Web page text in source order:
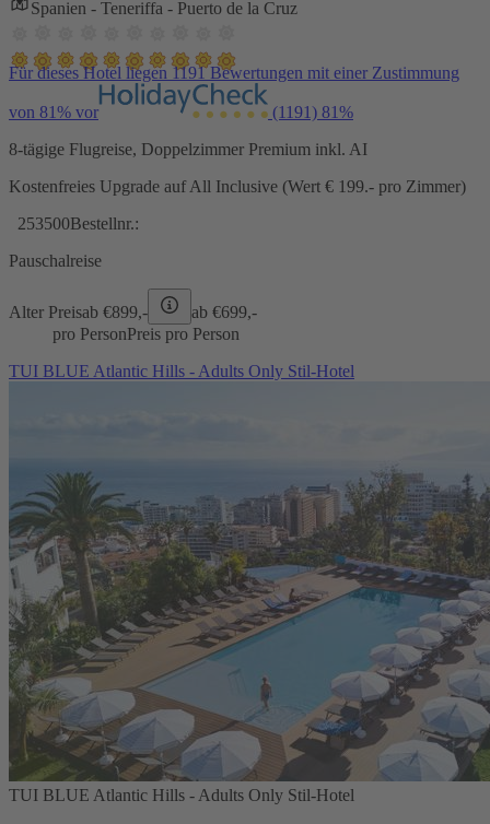
Spanien - Teneriffa - Puerto de la Cruz
Für dieses Hotel liegen 1191 Bewertungen mit einer Zustimmung
von 81% vor (1191) 81%
8-tägige Flugreise, Doppelzimmer Premium inkl. AI
Kostenfreies Upgrade auf All Inclusive (Wert € 199.- pro Zimmer)
253500Bestellnr.:
Pauschalreise
Alter Preisab €899,- ab €699,-
pro PersonPreis pro Person
TUI BLUE Atlantic Hills - Adults Only Stil-Hotel
TUI BLUE Atlantic Hills - Adults Only Stil-Hotel